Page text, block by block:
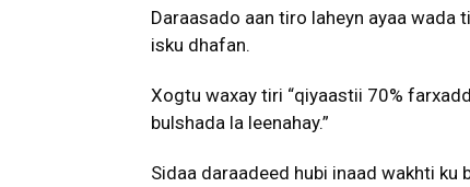
Daraasado aan tiro laheyn ayaa
isku dhafan.
Xogtu waxay tiri “qiyaastii 70%
bulshada la leenahay.”
Sidaa daraadeed hubi inaad wakhti